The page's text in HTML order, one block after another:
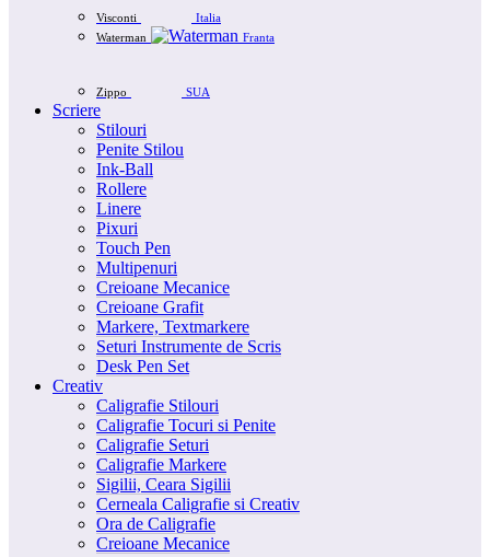
Visconti
Italia
Waterman
Franta
Zippo SUA
Scriere
Stilouri
Penite Stilou
Ink-Ball
Rollere
Linere
Pixuri
Touch Pen
Multipenuri
Creioane Mecanice
Creioane Grafit
Markere, Textmarkere
Seturi Instrumente de Scris
Desk Pen Set
Creativ
Caligrafie Stilouri
Caligrafie Tocuri si Penite
Caligrafie Seturi
Caligrafie Markere
Sigilii, Ceara Sigilii
Cerneala Caligrafie si Creativ
Ora de Caligrafie
Creioane Mecanice